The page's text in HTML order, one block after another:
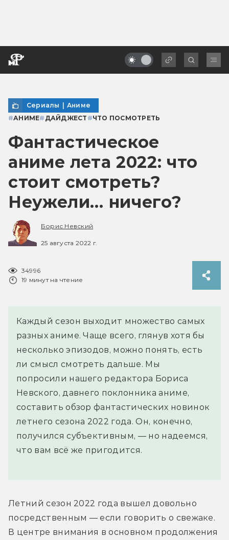
Сериалы | Аниме
#АНИМЕ# ДАЙДЖЕСТ #ЧТО ПОСМОТРЕТЬ
Фантастическое
аниме лета 2022: что
стоит смотреть?
Неужели… ничего?
Борис Невский
25 августа 2022 г.
34996
19 минут на чтение
Каждый сезон выходит множество самых
разных аниме. Чаще всего, глянув хотя бы
несколько эпизодов, можно понять, есть
ли смысл смотреть дальше. Мы
попросили нашего редактора Бориса
Невского, давнего поклонника аниме,
составить обзор фантастических новинок
летнего сезона 2022 года. Он, конечно,
получился субъективным, — но надеемся,
что вам всё же пригодится.
Летний сезон 2022 года вышел довольно
посредственным — если говорить о свежаке.
В центре внимания в основном продолжения